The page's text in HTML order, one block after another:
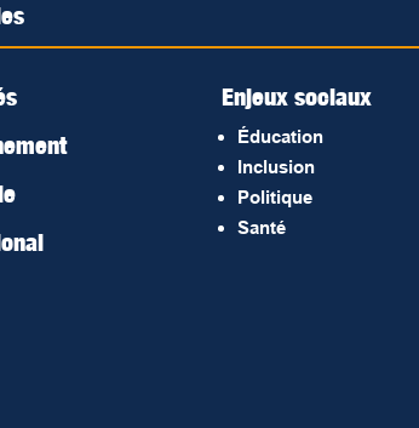
Enjeux sociaux
Éducation
Inclusion
Politique
Santé